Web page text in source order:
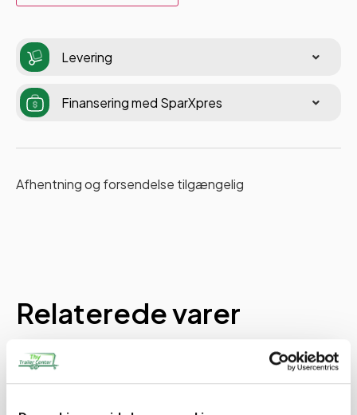
Levering
Finansering med SparXpres
Afhentning og forsendelse tilgængelig
Relaterede varer
PÅ LAGER